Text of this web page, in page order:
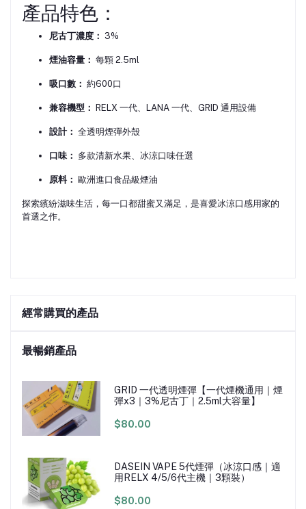
產品特色：
尼古丁濃度： 3%
煙油容量： 每顆 2.5ml
吸口數： 約600口
兼容機型： RELX 一代、LANA 一代、GRID 通用設備
設計： 全透明煙彈外殼
口味： 多款清新水果、冰涼口味任選
原料： 歐洲進口食品級煙油
探索繽紛滋味生活，每一口都甜蜜又滿足，是喜愛冰涼口感用家的
首選之作。
經常購買的產品
最暢銷產品
GRID 一代透明煙彈【一代煙機通用｜煙
彈x3｜3%尼古丁｜2.5ml大容量】
$80.00
DASEIN VAPE 5代煙彈（冰涼口感｜適
用RELX 4/5/6代主機｜3顆裝）
$80.00